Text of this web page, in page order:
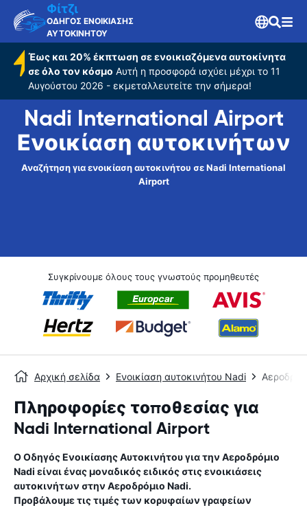
Φίτζι
ΟΔΗΓΟΣ ΕΝΟΙΚΙΑΣΗΣ
ΑΥΤΟΚΙΝΗΤΟΥ
Έως και 20% έκπτωση σε ενοικιαζόμενα αυτοκίνητα
σε όλο τον κόσμο Αυτή η προσφορά ισχύει μέχρι το 11
Αυγούστου 2026 - εκμεταλλευτείτε την σήμερα!
Nadi International Airport
Ενοικίαση αυτοκινήτων
Αναζήτηση για ενοικίαση αυτοκινήτου σε Nadi International
Airport
Συγκρίνουμε όλους τους γνωστούς προμηθευτές
Αρχική σελίδα Ενοικίαση αυτοκινήτου Nadi
Πληροφορίες τοποθεσίας για
Nadi International Airport
Ο Οδηγός Ενοικίασης Αυτοκινήτου για την Αεροδρόμιο
Nadi είναι ένας μοναδικός ειδικός στις ενοικιάσεις
αυτοκινήτων στην Αεροδρόμιο Nadi.
Προβάλουμε τις τιμές των κορυφαίων γραφείων